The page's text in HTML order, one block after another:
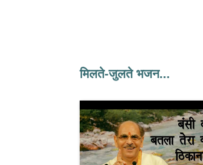
मिलते-जुलते भजन...